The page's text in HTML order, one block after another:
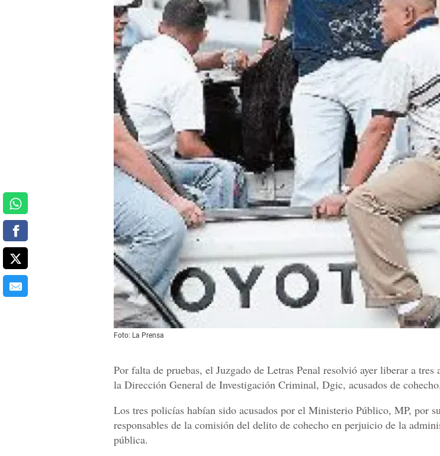
Foto: La Prensa
Por falta de pruebas, el Juzgado de Letras Penal resolvió ayer liberar a tres
la Dirección General de Investigación Criminal, Dgic, acusados de cohecho.
Los tres policías habían sido acusados por el Ministerio Público, MP, por
responsables de la comisión del delito de cohecho en perjuicio de la
pública.